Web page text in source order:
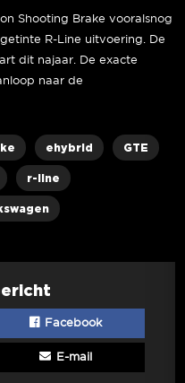
Shooting Brake vooralsnog
R-Line uitvoering. De
dit najaar. De exacte
naar de
ehybrid GTE
r-line
Facebook
E-mail